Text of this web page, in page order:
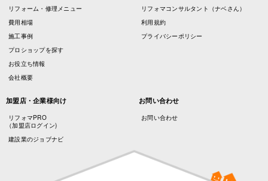
リフォーム・修理メニュー
費用相場
施工事例
プロショップを探す
お役立ち情報
会社概要
リフォマコンサルタント（ナベさん）
利用規約
プライバシーポリシー
加盟店・企業様向け
リフォマPRO
（加盟店ログイン)
建設業のジョブナビ
お問い合わせ
お問い合わせ